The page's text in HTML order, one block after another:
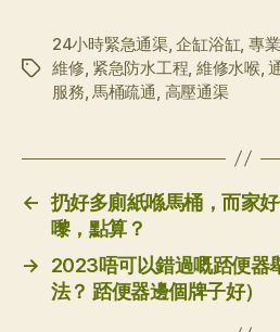
标
24小時緊急通渠,企缸浴缸 專
維修 紧急防水工程 維修水喉 ,
服務 馬桶疏通 高壓通渠
← 扔好多廁紙喺馬桶，而家
嚟，點算？
→
2023唔可以錯過嘅踎便器
法？ 踎便器邊個牌子好）